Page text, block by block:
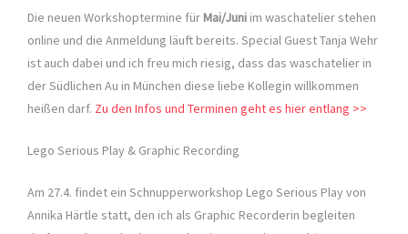
Die neuen Workshoptermine für Mai/Juni im waschatelier stehen
online und die Anmeldung läuft bereits. Special Guest Tanja Wehr
ist auch dabei und ich freu mich riesig, dass das waschatelier in
der Südlichen Au in München diese liebe Kollegin willkommen
heißen darf. Zu den Infos und Terminen geht es hier entlang >>
Lego Serious Play & Graphic Recording
Am 27.4. findet ein Schnupperworkshop Lego Serious Play von
Annika Härtle statt, den ich als Graphic Recorderin begleiten